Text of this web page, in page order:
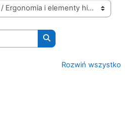
Wyszukaj kursy
Rozwiń wszystko